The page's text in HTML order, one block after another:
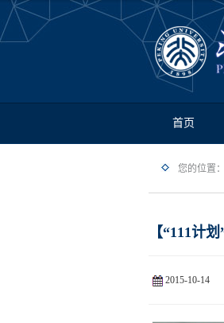
首页
您的位置：
【“111计
2015-10-14